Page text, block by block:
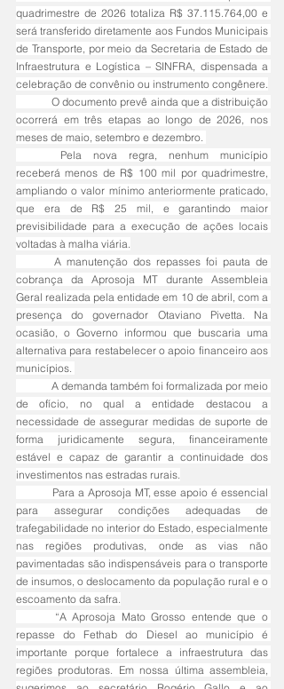
quadrimestre de 2026 totaliza R$ 37.115.764,00 e
será transferido diretamente aos Fundos Municipais
de Transporte, por meio da Secretaria de Estado de
Infraestrutura e Logística – SINFRA, dispensada a
celebração de convênio ou instrumento congênere.
	O documento prevê ainda que a distribuição
ocorrerá em três etapas ao longo de 2026, nos
meses de maio, setembro e dezembro.
receberá menos de R$ 100 mil por quadrimestre,
ampliando o valor mínimo anteriormente praticado,
que era de R$ 25 mil, e garantindo maior
previsibilidade para a execução de ações locais
voltadas à malha viária.
cobrança da Aprosoja MT durante Assembleia
Geral realizada pela entidade em 10 de abril, com a
presença do governador Otaviano Pivetta. Na
ocasião, o Governo informou que buscaria uma
alternativa para restabelecer o apoio financeiro aos
municípios.
de ofício, no qual a entidade destacou a
necessidade de assegurar medidas de suporte de
forma juridicamente segura, financeiramente
estável e capaz de garantir a continuidade dos
investimentos nas estradas rurais.
para assegurar condições adequadas de
trafegabilidade no interior do Estado, especialmente
nas regiões produtivas, onde as vias não
pavimentadas são indispensáveis para o transporte
de insumos, o deslocamento da população rural e o
escoamento da safra.
repasse do Fethab do Diesel ao município é
importante porque fortalece a infraestrutura das
regiões produtoras. Em nossa última assembleia,